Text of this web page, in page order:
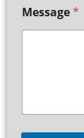
Message*